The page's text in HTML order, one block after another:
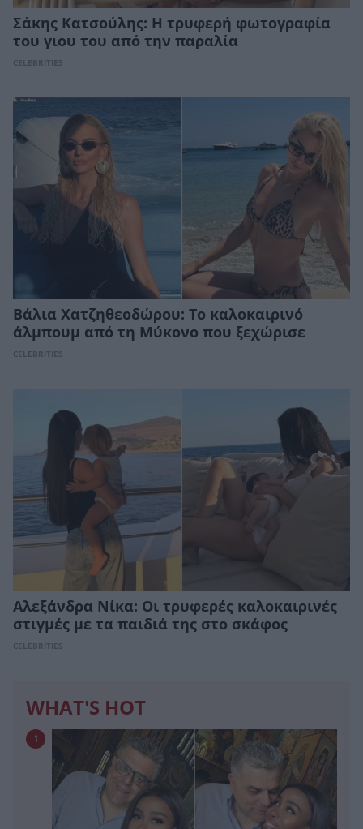
Σάκης Κατσούλης: Η τρυφερή φωτογραφία
του γιου του από την παραλία
CELEBRITIES
Βάλια Χατζηθεοδώρου: Το καλοκαιρινό
άλμπουμ από τη Μύκονο που ξεχώρισε
CELEBRITIES
Αλεξάνδρα Νίκα: Οι τρυφερές καλοκαιρινές
στιγμές με τα παιδιά της στο σκάφος
CELEBRITIES
WHAT'S HOT
1